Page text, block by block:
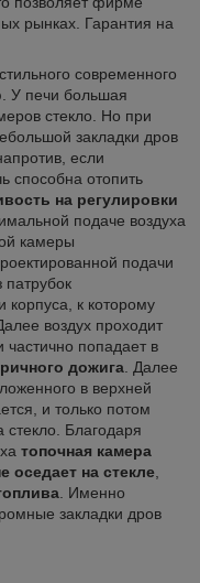
рынках. Гарантия на
современного
У печи большая
стекло. Но при
закладки дров
если
способна отопить
на регулировки
подаче воздуха
камеры
подачи
патрубок
корпуса, к которому
воздух проходит
частично попадает в
дожига . Далее
в верхней
и только потом
стекло. Благодаря
топочная камера
оседает на стекле
. Именно
закладки дров